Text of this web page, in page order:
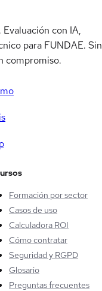
con IA,
para FUNDAE. Sin
compromiso.
Formación por sector
Casos de uso
Calculadora ROI
Cómo contratar
Seguridad y RGPD
Glosario
Preguntas frecuentes